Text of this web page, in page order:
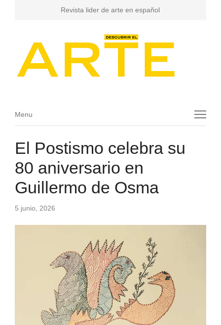
Revista lider de arte en español
Menu
Menu
El Postismo celebra su
80 aniversario en
Guillermo de Osma
5 junio, 2026